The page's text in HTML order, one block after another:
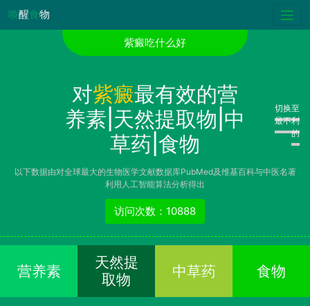
唤醒食物
紫癜吃什么好
对紫癜最有效的营
养素|天然提取物|中
草药|食物
切换至
最不利
的
以下数据由对全球最大的生物医学文献数据库PubMed及维基百科与中医名著
利用人工智能算法分析得出
访问次数：10888
营养素
天然提
取物
中草药 食物